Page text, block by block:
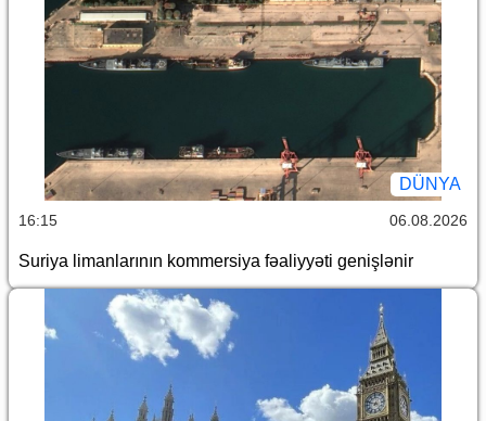
DÜNYA
16:15 06.08.2026
Suriya limanlarının kommersiya fəaliyyəti genişlənir